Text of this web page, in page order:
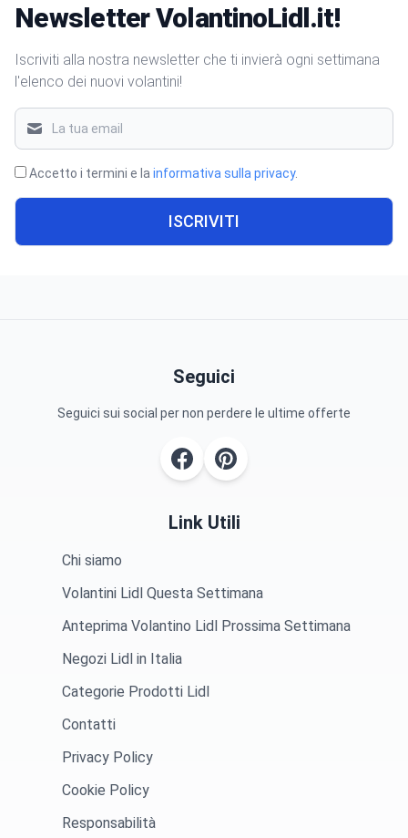
Newsletter VolantinoLidl.it!
Iscriviti alla nostra newsletter che ti invierà ogni settimana
l'elenco dei nuovi volantini!
Accetto i termini e la informativa sulla privacy.
ISCRIVITI
Seguici
Seguici sui social per non perdere le ultime offerte
Link Utili
Chi siamo
Volantini Lidl Questa Settimana
Anteprima Volantino Lidl Prossima Settimana
Negozi Lidl in Italia
Categorie Prodotti Lidl
Contatti
Privacy Policy
Cookie Policy
Responsabilità